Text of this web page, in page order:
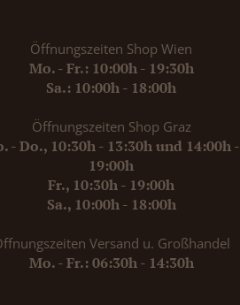
Öffnungszeiten Shop Wien
Mo. - Fr.: 10:00h - 19:30h
Sa.: 10:00h - 18:00h
Öffnungszeiten Shop Graz
- Do., 10:30h - 13:30h und 14:00h -
19:00h
Fr., 10:30h - 19:00h
Sa., 10:00h - 18:00h
Versand u. Großhandel
Mo. - Fr.: 06:30h - 14:30h